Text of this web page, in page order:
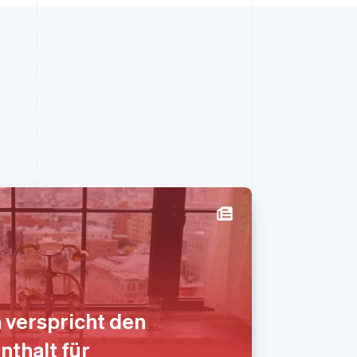
verspricht den
für
Slowenien
EnglishItaliano
Sonderverwaltungsregion
Hongkong, China
English 简体中文
Spanien
Español